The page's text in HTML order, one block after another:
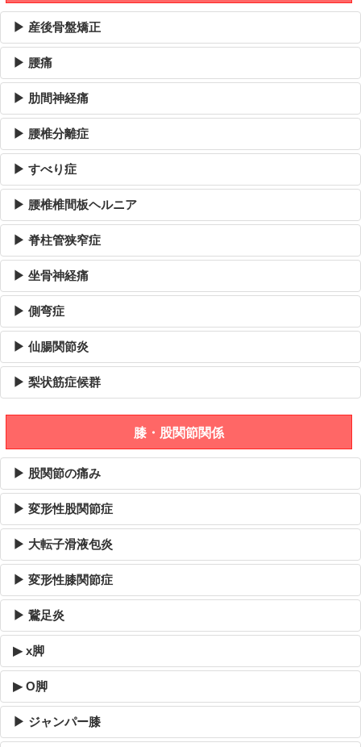
▶ 産後骨盤矯正
▶ 腰痛
▶ 肋間神経痛
▶ 腰椎分離症
▶ すべり症
▶ 腰椎椎間板ヘルニア
▶ 脊柱管狭窄症
▶ 坐骨神経痛
▶ 側弯症
▶ 仙腸関節炎
▶ 梨状筋症候群
膝・股関節関係
▶ 股関節の痛み
▶ 変形性股関節症
▶ 大転子滑液包炎
▶ 変形性膝関節症
▶ 鵞足炎
▶ x脚
▶ O脚
▶ ジャンパー膝